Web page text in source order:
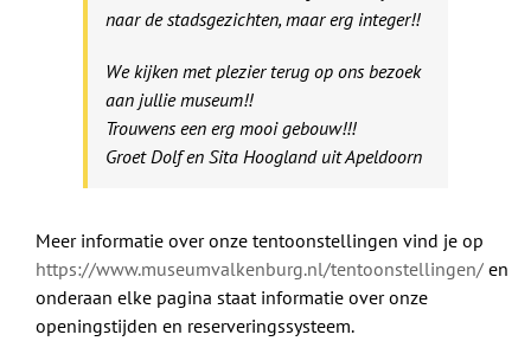
naar de stadsgezichten, maar erg integer!!
We kijken met plezier terug op ons bezoek
aan jullie museum!!
Trouwens een erg mooi gebouw!!!
Groet Dolf en Sita Hoogland uit Apeldoorn
Meer informatie over onze tentoonstellingen vind je op
https://www.museumvalkenburg.nl/tentoonstellingen/ en
onderaan elke pagina staat informatie over onze
openingstijden en reserveringssysteem.